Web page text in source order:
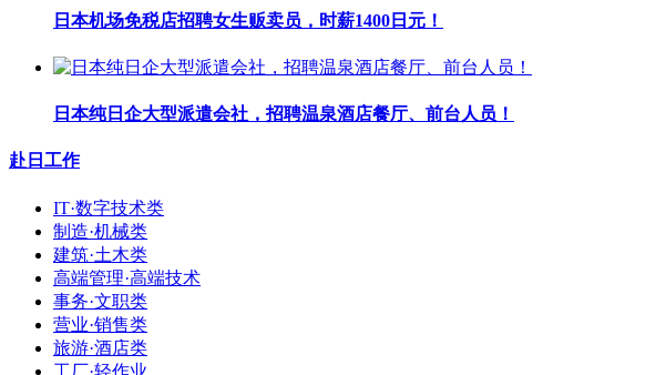
日本机场免税店招聘女生贩卖员，时薪1400日元！
日本纯日企大型派遣会社，招聘温泉酒店餐厅、前台人员！
赴日工作
IT·数字技术类
制造·机械类
建筑·土木类
高端管理·高端技术
事务·文职类
营业·销售类
旅游·酒店类
工厂·轻作业